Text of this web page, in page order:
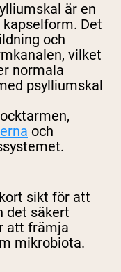
är en
Det
och
vilket
normala
psylliumskal
och
sikt för att
det säkert
att främja
mikrobiota.